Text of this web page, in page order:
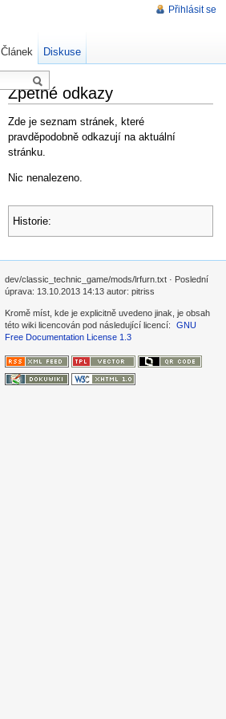
Zpětné odkazy
Zde je seznam stránek, které
pravděpodobně odkazují na aktuální
stránku.
Nic nenalezeno.
Historie:
Přihlásit se
Článek Diskuse
Starší verze
dev/classic_technic_game/mods/lrfurn.txt · Poslední
úprava: 13.10.2013 14:13 autor: pitriss
Kromě míst, kde je explicitně uvedeno jinak, je obsah
této wiki licencován pod následující licencí:
GNU
Free Documentation License 1.3